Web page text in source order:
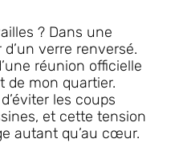
? Dans une
d’un verre renversé.
réunion officielle
de mon quartier.
les coups
et cette tension
autant qu’au cœur.